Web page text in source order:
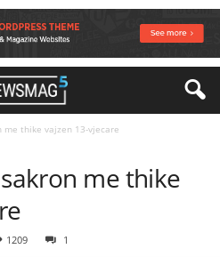
me thike vajzen 13-vjecare
me thike
1209 1